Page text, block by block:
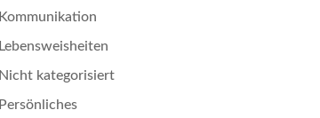
Kommunikation
Lebensweisheiten
Nicht kategorisiert
Persönliches